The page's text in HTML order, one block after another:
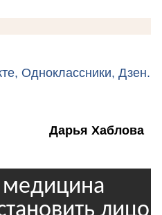
Одноклассники, Дзен.
Дарья Хаблова